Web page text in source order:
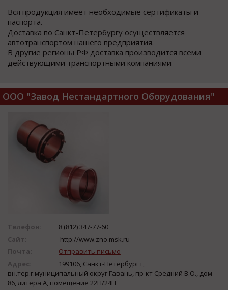
Вся продукция имеет необходимые сертификаты и
паспорта.
Доставка по Санкт-Петербургу осуществляется
автотранспортом нашего предприятия.
В другие регионы РФ доставка производится всеми
действующими транспортными компаниями
ООО "Завод Нестандартного Оборудования"
Телефон:
8 (812) 347-77-60
Сайт:
http://www.zno.msk.ru
Почта:
Отправить письмо
Адрес:
199106, Санкт-Петербург г,
вн.тер.г.муниципальный округ Гавань, пр-кт Средний В.О., дом
86, литера А, помещение 22Н/24Н